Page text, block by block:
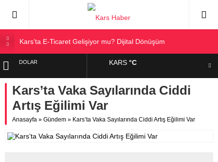
Kars’ta E-Ticaret Gelişiyor mu? Dijital Dönüşüm
Kars Halkı Yeni Parti Hakkında Ne Düşünüyor?
Sarıkamış’a Bağlı Köyler ve Yaygın Soyadları
Kağızman Köyleri ve En Çok Kullanılan Soyadları | Kars
Haber
DOLAR
EURO
ALTIN
BIST
KARS°C
Kars’ta Vaka Sayılarında Ciddi
Artış Eğilimi Var
Anasayfa » Gündem » Kars’ta Vaka Sayılarında Ciddi Artış Eğilimi Var